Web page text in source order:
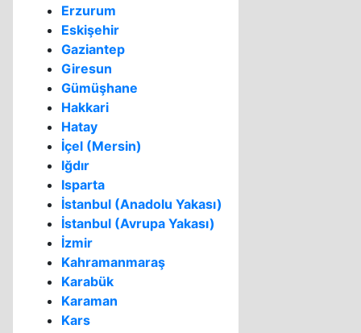
Erzurum
Eskişehir
Gaziantep
Giresun
Gümüşhane
Hakkari
Hatay
İçel (Mersin)
Iğdır
Isparta
İstanbul (Anadolu Yakası)
İstanbul (Avrupa Yakası)
İzmir
Kahramanmaraş
Karabük
Karaman
Kars